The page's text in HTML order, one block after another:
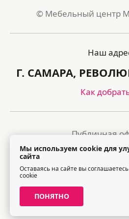
© Мебельный центр
Наш
Г. САМАРА,
Как
Публичная
Политика обработки
Правила посещения
Мы используем cookie для
сайта
Оставаясь на сайте вы
cookie
ПОНЯТНО